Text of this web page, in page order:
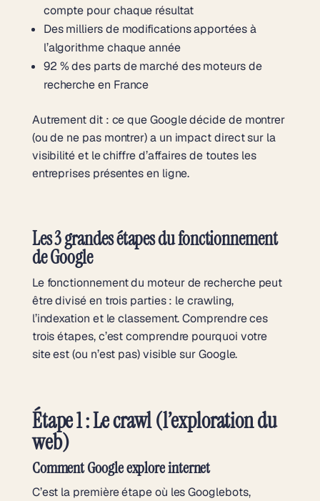
compte pour chaque résultat
Des milliers de modifications apportées à
l’algorithme chaque année
92 % des parts de marché des moteurs de
recherche en France
Autrement dit : ce que Google décide de montrer
(ou de ne pas montrer) a un impact direct sur la
visibilité et le chiffre d’affaires de toutes les
entreprises présentes en ligne.
Les 3 grandes étapes du fonctionnement
de Google
Le fonctionnement du moteur de recherche peut
être divisé en trois parties : le crawling,
l’indexation et le classement. Comprendre ces
trois étapes, c’est comprendre pourquoi votre
site est (ou n’est pas) visible sur Google.
Étape 1 : Le crawl (l’exploration du
web)
Comment Google explore internet
C’est la première étape où les Googlebots,